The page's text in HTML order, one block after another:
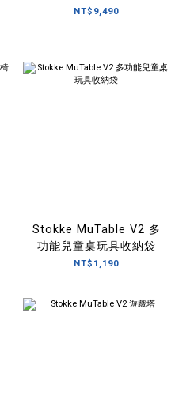
NT$9,490
Stokke MuTable V2 多
功能兒童桌玩具收納袋
NT$1,190